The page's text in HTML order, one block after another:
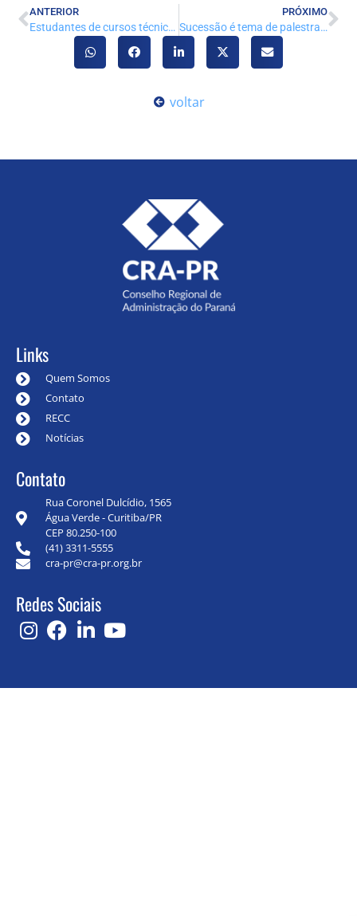
ANTERIOR
Estudantes de cursos técnicos de Curitiba visitam o CRA-PR
PRÓXIMO
Sucessão é tema de palestra no CRA-PR
voltar
Links
Quem Somos
Contato
RECC
Notícias
Contato
Rua Coronel Dulcídio, 1565
Água Verde - Curitiba/PR
CEP 80.250-100
(41) 3311-5555
cra-pr@cra-pr.org.br
Redes Sociais